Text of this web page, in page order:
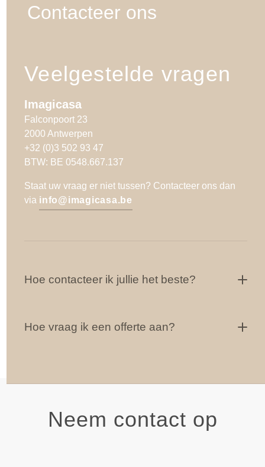
Contacteer ons
Veelgestelde vragen
Imagicasa
Falconpoort 23
2000 Antwerpen
+32 (0)3 502 93 47
BTW: BE 0548.667.137
Staat uw vraag er niet tussen? Contacteer ons dan
via info@imagicasa.be
Hoe contacteer ik jullie het beste?
Hoe vraag ik een offerte aan?
Neem contact op